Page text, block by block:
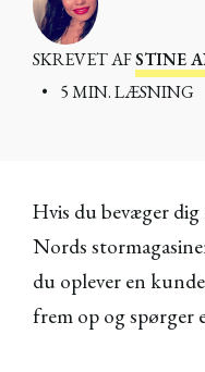
SKREVET AFSTINE
•
5 MIN. LÆSNING
Hvis du bevæger
Nords
du oplever en
frem op og spørger